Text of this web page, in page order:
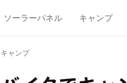
ソーラーパネル キャンプ
キャンプ